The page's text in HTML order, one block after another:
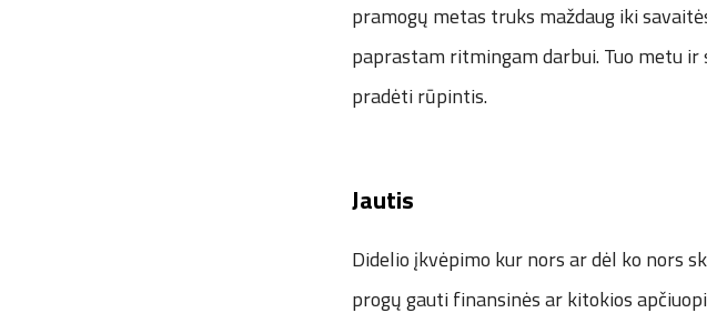
pramogų metas truks maždaug iki
paprastam ritmingam darbui. Tuo metu
pradėti rūpintis.
Jautis
Didelio įkvėpimo kur nors ar dėl ko nors
progų gauti finansinės ar kitokios